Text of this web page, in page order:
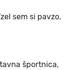
sem si pavzo,
športnica,